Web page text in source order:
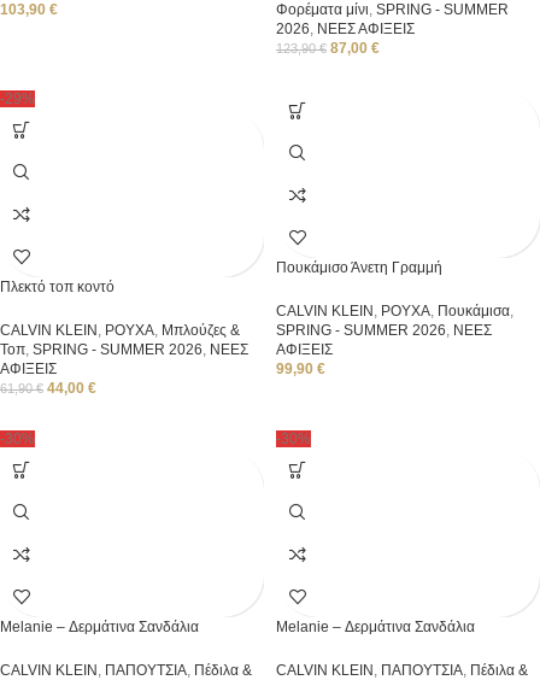
103,90 €
Φορέματα μίνι, SPRING - SUMMER
2026, ΝΕΕΣ ΑΦΙΞΕΙΣ
123,90€ 87,00 €
-29%
Πλεκτό τοπ κοντό
CALVIN KLEIN , ΡΟΥΧΑ, Μπλούζες &
Τοπ, SPRING - SUMMER 2026, ΝΕΕΣ
ΑΦΙΞΕΙΣ
61,90€ 44,00 €
Πουκάμισο Άνετη Γραμμή
CALVIN KLEIN , ΡΟΥΧΑ, Πουκάμισα,
SPRING - SUMMER 2026, ΝΕΕΣ
ΑΦΙΞΕΙΣ
99,90 €
-30%
Melanie – Δερμάτινα Σανδάλια
CALVIN KLEIN , ΠΑΠΟΥΤΣΙΑ, Πέδιλα &
-30%
Melanie – Δερμάτινα Σανδάλια
CALVIN KLEIN , ΠΑΠΟΥΤΣΙΑ, Πέδιλα &